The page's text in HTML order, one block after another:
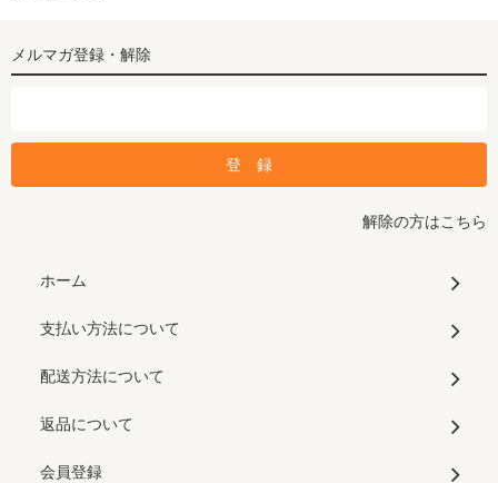
メルマガ登録・解除
解除の方はこちら
ホーム
支払い方法について
配送方法について
返品について
会員登録